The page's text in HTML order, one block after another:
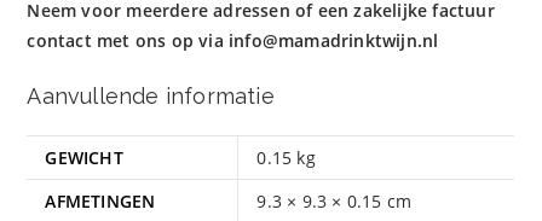
Neem voor meerdere adressen of een zakelijke factuur
contact met ons op via info@mamadrinktwijn.nl
Aanvullende informatie
GEWICHT
0.15 kg
AFMETINGEN
9.3 × 9.3 × 0.15 cm